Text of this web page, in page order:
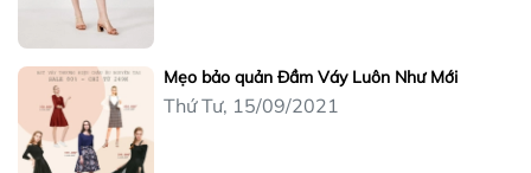
Mẹo bảo quản Đầm Váy Luôn Như Mới
Thứ Tư, 15/09/2021